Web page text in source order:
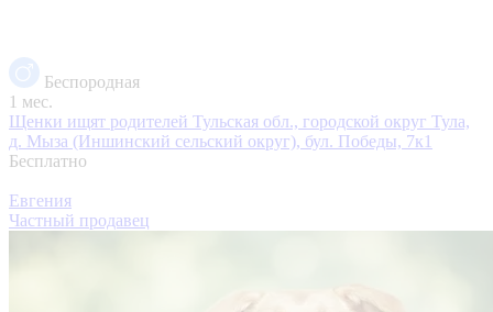
Беспородная
1 мес.
Щенки ищят родителей Тульская обл., городской округ Тула,
д. Мыза (Иншинский сельский округ), бул. Победы, 7к1
Бесплатно
Евгения
Частный продавец